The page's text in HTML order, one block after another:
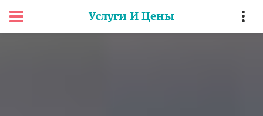
Услуги И Цены